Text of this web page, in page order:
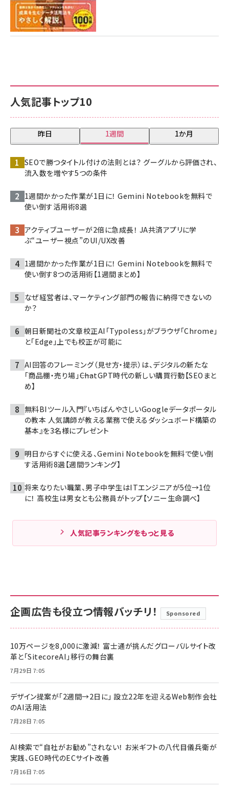
人気記事トップ10
昨日 1週間 1か月
SEOで勝つタイトル付けの法則とは？ グーグルから評価され、
流入数を増やす5つの条件
1週間かかった作業が1日に！ Gemini Notebookを無料で
使い倒す活用術8選
アクティブユーザーが2倍に急成長！ JA共済アプリに学
ぶ“ユーザー視点”のUI/UX改善
1週間かかった作業が1日に！ Gemini Notebookを無料で
使い倒す8つの活用術【1週間まとめ】
なぜ経営者は、マーケティング部門の報告に納得できないの
か？
朝日新聞社の文章校正AI「Typoless」がブラウザ「Chrome」
と「Edge」上でも校正が可能に
AI回答のフレーミング（見せ方・提示）は、デジタルの新たな
「商品棚・売り場」――ChatGPT時代の新しい購買行動【SEOまと
め】
無料BIツール入門『いちばんやさしいGoogleデータポータル
の教本 人気講師が教える業務で使えるダッシュボード構築の
基本』を3名様にプレゼント
明日からすぐに使える、Gemini Notebookを無料で使い倒
す活用術8選【週間ランキング】
将来なりたい職業、男子中学生はITエンジニアが5位→1位
に！ 高校生は男女とも公務員がトップ【ソニー生命調べ】
人気記事ランキングをもっと見る
企画広告も役立つ情報バッチリ！ Sponsored
10万ページを8,000に激減！ 富士通が挑んだグローバルサイト改
革と「SitecoreAI」移行の舞台裏
7月29日 7:05
デザイン提案が「2週間→2日に」 設立22年を迎えるWeb制作会社
のAI活用法
7月28日 7:05
AI検索で“自社がお勧め”されない！ お米ギフトの八代目儀兵衛が
実践、GEO時代のECサイト改善
7月16日 7:05